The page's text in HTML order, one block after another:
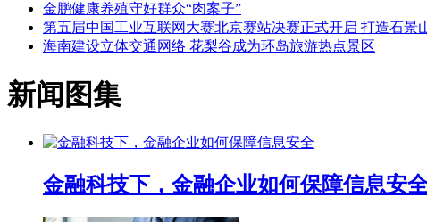
金鹏健康养殖守好群众“肉案子”
第五届中国工业互联网大赛北京赛站决赛正式开启 打造石景
海南建设立体交通网络 花梨谷成为环岛旅游热点景区
新闻图集
金融科技下，金融企业如何保障信息安